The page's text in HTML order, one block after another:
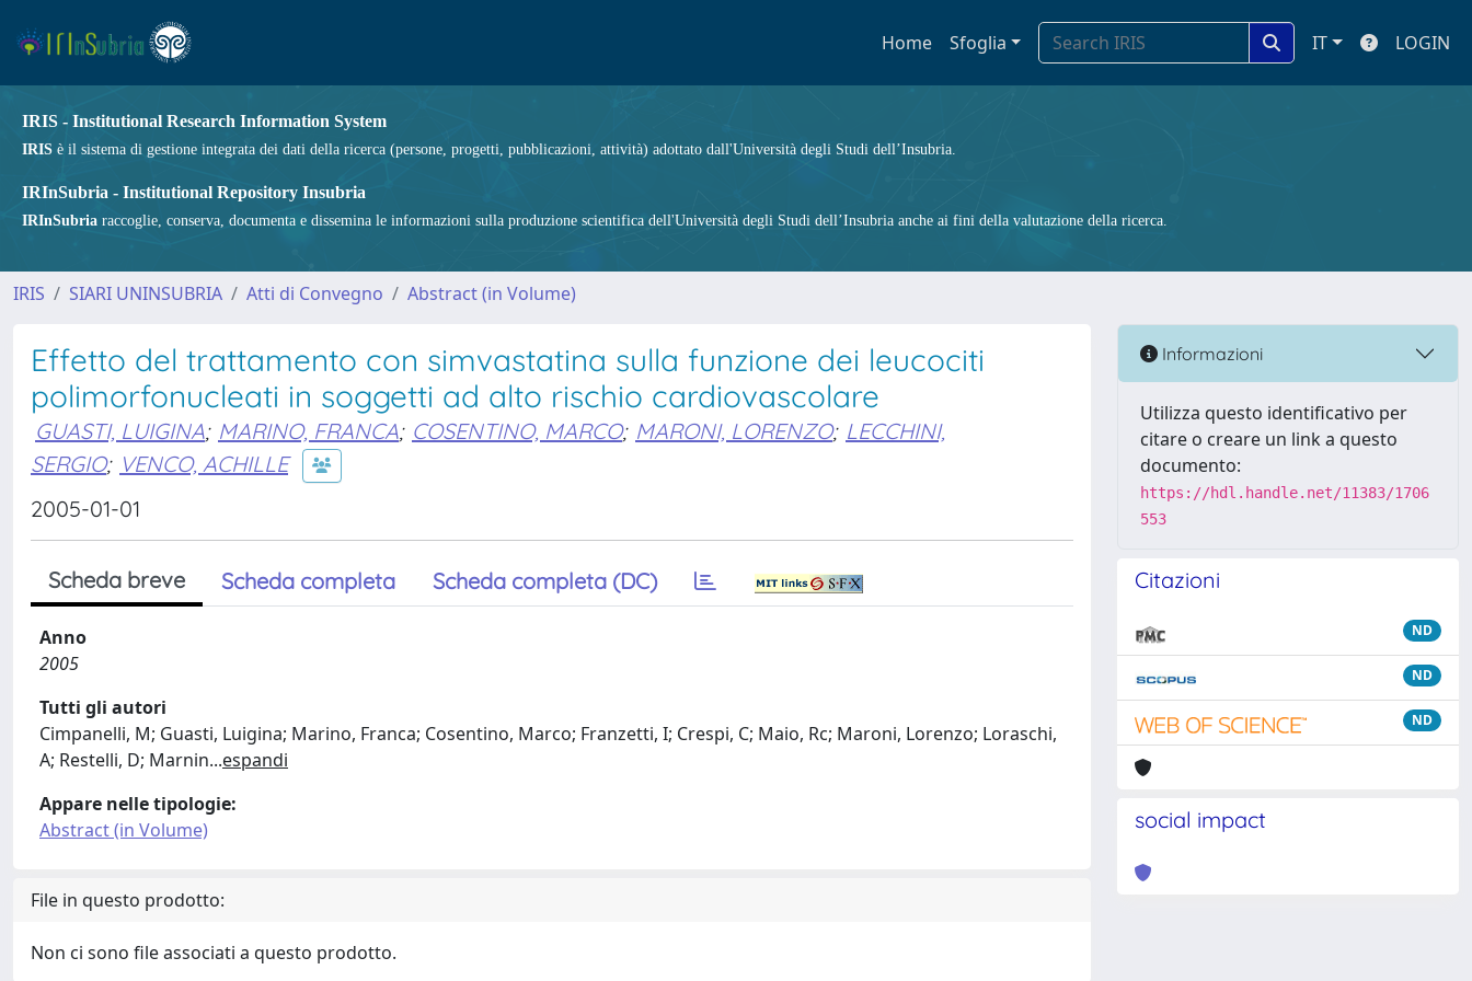
Home Sfoglia IT LOGIN
IRIS - Institutional Research Information System
IRIS è il sistema di gestione integrata dei dati della ricerca (persone, progetti, pubblicazioni, attività) adottato dall'Università degli Studi dell’Insubria.
IRInSubria - Institutional Repository Insubria
IRInSubria raccoglie, conserva, documenta e dissemina le informazioni sulla produzione scientifica dell'Università degli Studi dell’Insubria anche ai fini della valutazione della ricerca.
IRIS SIARI UNINSUBRIA Atti di Convegno Abstract (in Volume)
Effetto del trattamento con simvastatina sulla funzione dei leucociti
polimorfonucleati in soggetti ad alto rischio cardiovascolare
GUASTI, LUIGINA; MARINO, FRANCA; COSENTINO, MARCO; MARONI, LORENZO; LECCHINI,
SERGIO; VENCO, ACHILLE
2005-01-01
Scheda breve Scheda completa Scheda completa (DC)
Anno
2005
Tutti gli autori
Cimpanelli, M; Guasti, Luigina; Marino, Franca; Cosentino, Marco; Franzetti, I; Crespi, C; Maio, Rc; Maroni, Lorenzo; Loraschi,
A; Restelli, D; Marnin...espandi
Appare nelle tipologie:
Abstract (in Volume)
File in questo prodotto:
Non ci sono file associati a questo prodotto.
Informazioni
Utilizza questo identificativo per
citare o creare un link a questo
documento:
https://hdl.handle.net/11383/1706
553
Citazioni
ND
ND
ND
social impact